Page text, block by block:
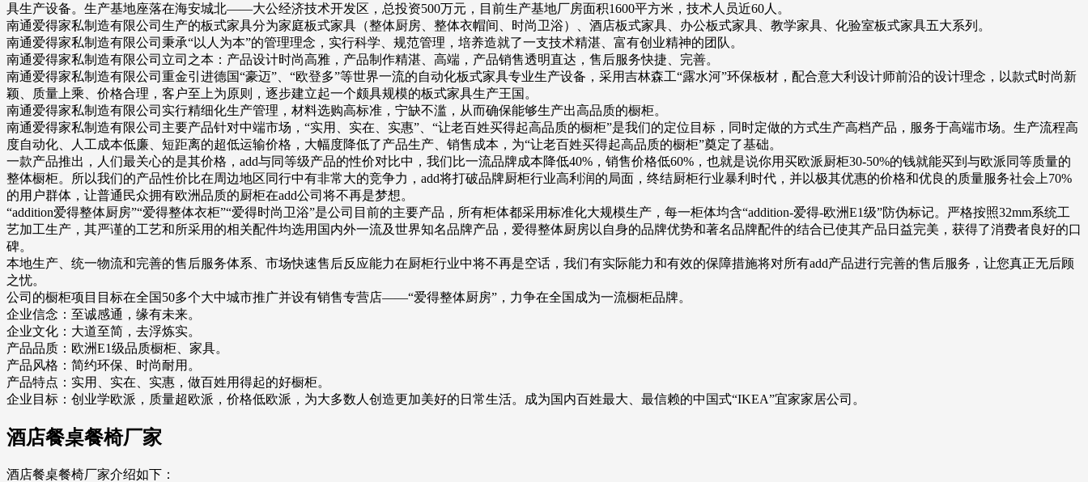
具生产设备。生产基地座落在海安城北——大公经济技术开发区，总投资500万元，目前生产基地厂房面积1600平方米，技术人员近60人。
南通爱得家私制造有限公司生产的板式家具分为家庭板式家具（整体厨房、整体衣帽间、时尚卫浴）、酒店板式家具、办公板式家具、教学家具、化验室板式家具五大系列。
南通爱得家私制造有限公司秉承“以人为本”的管理理念，实行科学、规范管理，培养造就了一支技术精湛、富有创业精神的团队。
南通爱得家私制造有限公司立司之本：产品设计时尚高雅，产品制作精湛、高端，产品销售透明直达，售后服务快捷、完善。
南通爱得家私制造有限公司重金引进德国“豪迈”、“欧登多”等世界一流的自动化板式家具专业生产设备，采用吉林森工“露水河”环保板材，配合意大利设计师前沿的设计理念，以款式时尚新
颖、质量上乘、价格合理，客户至上为原则，逐步建立起一个颇具规模的板式家具生产王国。
南通爱得家私制造有限公司实行精细化生产管理，材料选购高标准，宁缺不滥，从而确保能够生产出高品质的橱柜。
南通爱得家私制造有限公司主要产品针对中端市场，“实用、实在、实惠”、“让老百姓买得起高品质的橱柜”是我们的定位目标，同时定做的方式生产高档产品，服务于高端市场。生产流程高
度自动化、人工成本低廉、短距离的超低运输价格，大幅度降低了产品生产、销售成本，为“让老百姓买得起高品质的橱柜”奠定了基础。
一款产品推出，人们最关心的是其价格，add与同等级产品的性价对比中，我们比一流品牌成本降低40%，销售价格低60%，也就是说你用买欧派厨柜30-50%的钱就能买到与欧派同等质量的
整体橱柜。所以我们的产品性价比在周边地区同行中有非常大的竞争力，add将打破品牌厨柜行业高利润的局面，终结厨柜行业暴利时代，并以极其优惠的价格和优良的质量服务社会上70%
的用户群体，让普通民众拥有欧洲品质的厨柜在add公司将不再是梦想。
“addition爱得整体厨房”“爱得整体衣柜”“爱得时尚卫浴”是公司目前的主要产品，所有柜体都采用标准化大规模生产，每一柜体均含“addition-爱得-欧洲E1级”防伪标记。严格按照32mm系统工
艺加工生产，其严谨的工艺和所采用的相关配件均选用国内外一流及世界知名品牌产品，爱得整体厨房以自身的品牌优势和著名品牌配件的结合已使其产品日益完美，获得了消费者良好的口
碑。
本地生产、统一物流和完善的售后服务体系、市场快速售后反应能力在厨柜行业中将不再是空话，我们有实际能力和有效的保障措施将对所有add产品进行完善的售后服务，让您真正无后顾
之忧。
公司的橱柜项目目标在全国50多个大中城市推广并设有销售专营店——“爱得整体厨房”，力争在全国成为一流橱柜品牌。
企业信念：至诚感通，缘有未来。
企业文化：大道至简，去浮炼实。
产品品质：欧洲E1级品质橱柜、家具。
产品风格：简约环保、时尚耐用。
产品特点：实用、实在、实惠，做百姓用得起的好橱柜。
企业目标：创业学欧派，质量超欧派，价格低欧派，为大多数人创造更加美好的日常生活。成为国内百姓最大、最信赖的中国式“IKEA”宜家家居公司。
酒店餐桌餐椅厂家
酒店餐桌餐椅厂家介绍如下：